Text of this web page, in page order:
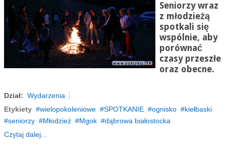
Seniorzy wraz
z młodzieżą
spotkali się
wspólnie, aby
porównać
czasy przeszłe
oraz obecne.
Dział: Wydarzenia
Etykiety
wielopokoleniowe SPOTKANIE ognisko
kiełbaski
seniorzy
Młodzież Mgok
dąbrowa białostocka
Czytaj dalej...